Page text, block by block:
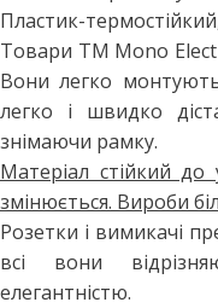
Пластик-
Товари ТМ Mono
Вони легко
легко і швидко
знімаючи рамку.
Матеріал стійкий до
змінюється. Вироби
Розетки і вимикачі
всі вони
елегантністю.